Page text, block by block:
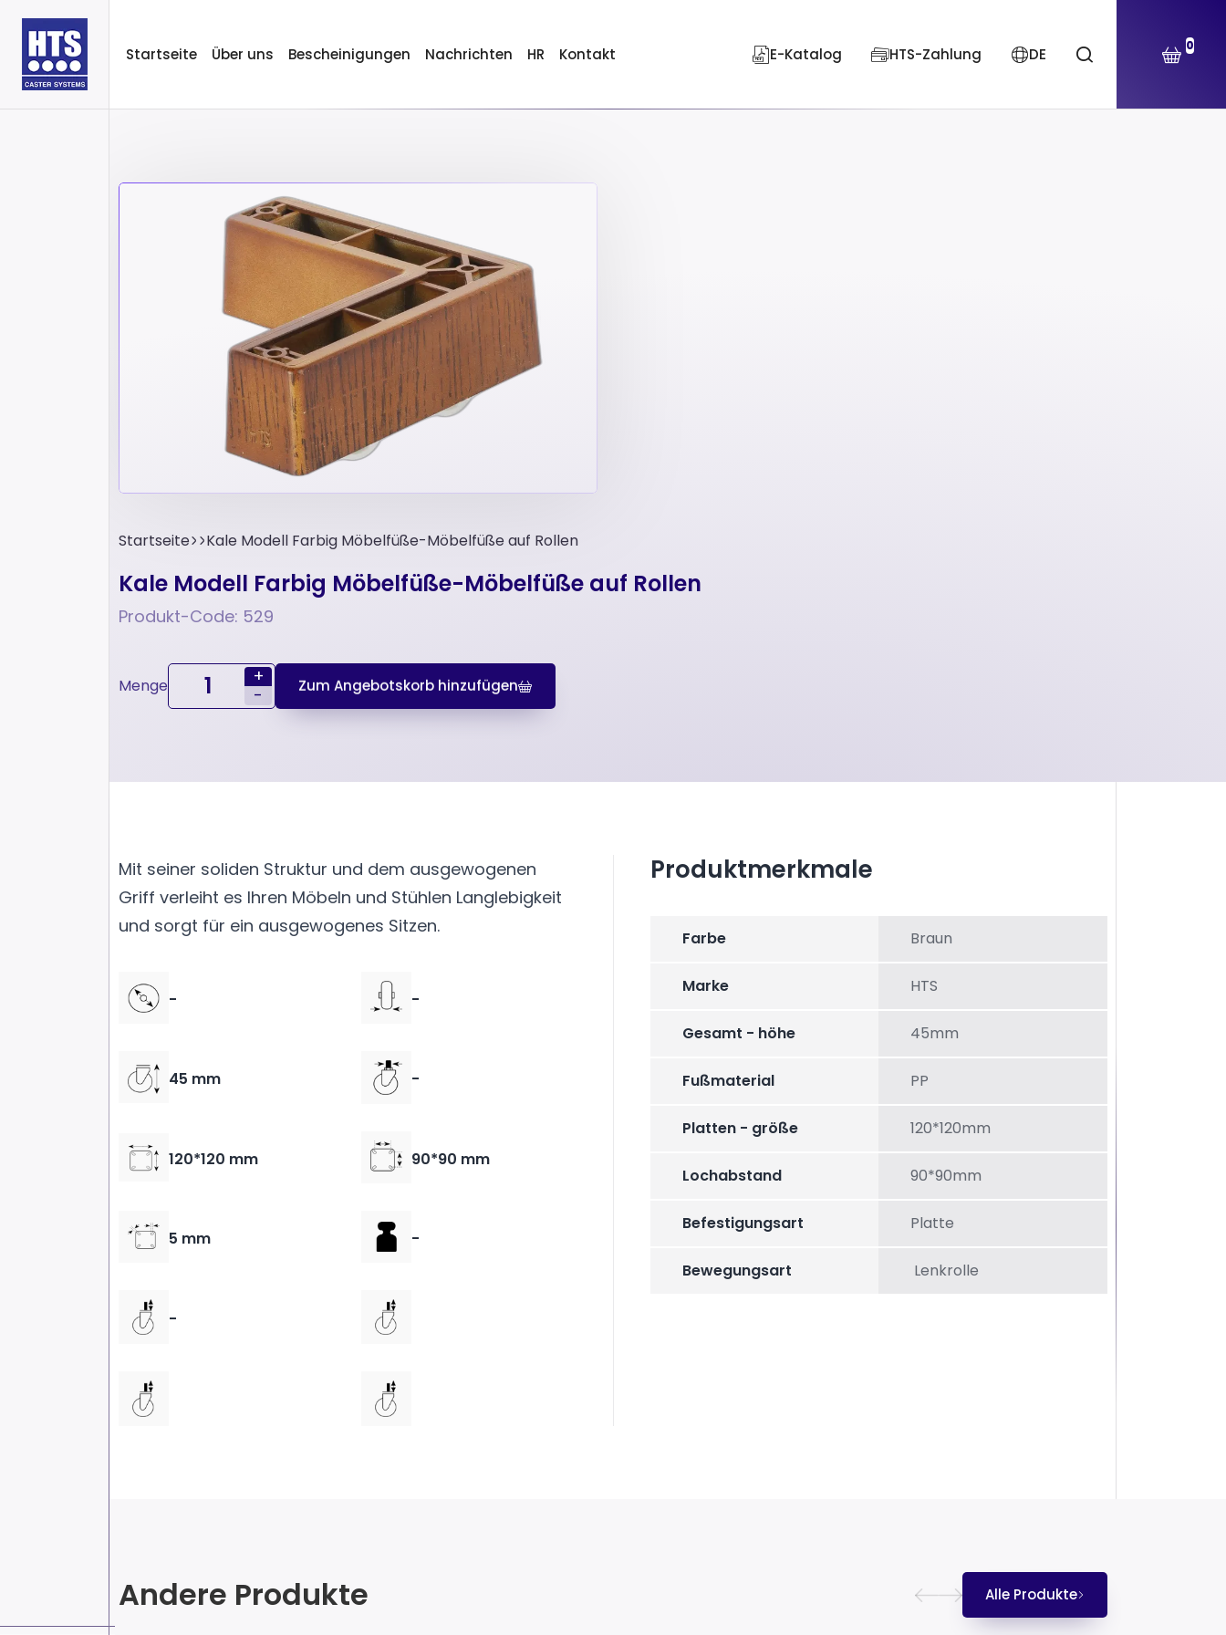
Startseite Über uns Bescheinigungen Nachrichten HR Kontakt E-Katalog HTS-Zahlung DE 0
Startseite Kale Modell Farbig Möbelfüße-Möbelfüße auf Rollen
Kale Modell Farbig Möbelfüße-Möbelfüße auf Rollen
Produkt-Code: 529
Menge
+
-
Zum Angebotskorb hinzufügen
Mit seiner soliden Struktur und dem ausgewogenen
Griff verleiht es Ihren Möbeln und Stühlen Langlebigkeit
und sorgt für ein ausgewogenes Sitzen.
- -
45 mm -
120*120 mm 90*90 mm
5 mm -
-
Produktmerkmale
Farbe Braun
Marke HTS
Gesamt - höhe 45mm
Fußmaterial PP
Platten - größe 120*120mm
Lochabstand 90*90mm
Befestigungsart Platte
Bewegungsart Lenkrolle
Andere Produkte Alle Produkte